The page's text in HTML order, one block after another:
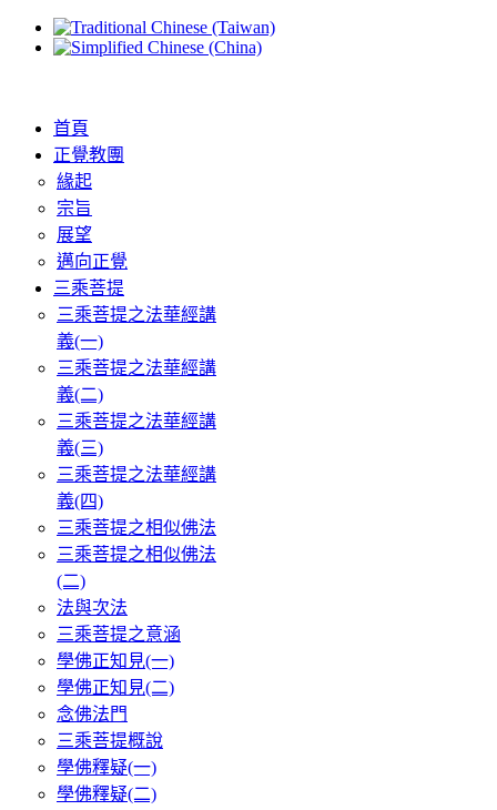
首頁
正覺教團
緣起
宗旨
展望
邁向正覺
三乘菩提
三乘菩提之法華經講
義(一)
三乘菩提之法華經講
義(二)
三乘菩提之法華經講
義(三)
三乘菩提之法華經講
義(四)
三乘菩提之相似佛法
三乘菩提之相似佛法
(二)
法與次法
三乘菩提之意涵
學佛正知見(一)
學佛正知見(二)
念佛法門
三乘菩提概說
學佛釋疑(一)
學佛釋疑(二)